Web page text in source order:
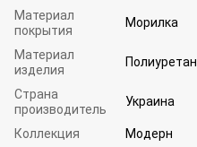
Материал
покрытия
Морилка
Материал
изделия
Полиуретан
Страна
производитель
Украина
Коллекция
Модерн